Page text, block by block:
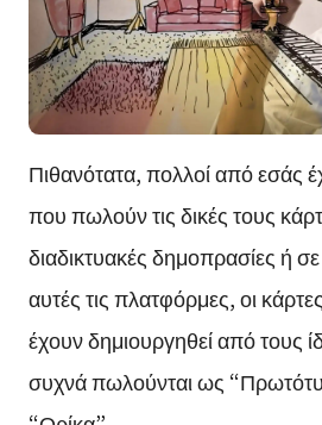
Πιθανότατα, πολλοί από εσάς
που πωλούν τις δικές τους
διαδικτυακές δημοπρασίες ή
αυτές τις πλατφόρμες, οι
έχουν δημιουργηθεί από τους
συχνά πωλούνται ως